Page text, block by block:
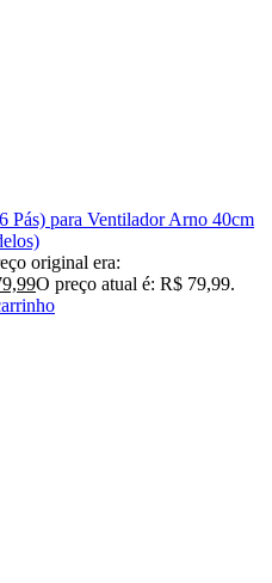
Pás) para Ventilador Arno 40cm
original era:
O preço atual é: R$ 79,99.